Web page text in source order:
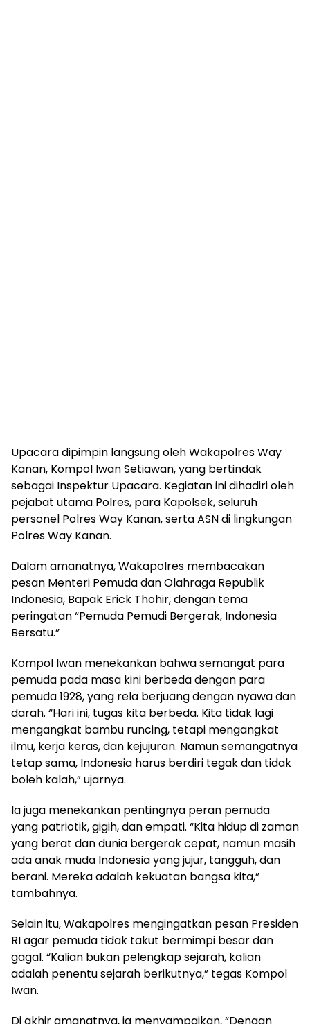
Upacara dipimpin langsung oleh Wakapolres Way
Kanan, Kompol Iwan Setiawan, yang bertindak
sebagai Inspektur Upacara. Kegiatan ini dihadiri oleh
pejabat utama Polres, para Kapolsek, seluruh
personel Polres Way Kanan, serta ASN di lingkungan
Polres Way Kanan.
Dalam amanatnya, Wakapolres membacakan
pesan Menteri Pemuda dan Olahraga Republik
Indonesia, Bapak Erick Thohir, dengan tema
peringatan “Pemuda Pemudi Bergerak, Indonesia
Bersatu.”
Kompol Iwan menekankan bahwa semangat para
pemuda pada masa kini berbeda dengan para
pemuda 1928, yang rela berjuang dengan nyawa dan
darah. “Hari ini, tugas kita berbeda. Kita tidak lagi
mengangkat bambu runcing, tetapi mengangkat
ilmu, kerja keras, dan kejujuran. Namun semangatnya
tetap sama, Indonesia harus berdiri tegak dan tidak
boleh kalah,” ujarnya.
Ia juga menekankan pentingnya peran pemuda
yang patriotik, gigih, dan empati. “Kita hidup di zaman
yang berat dan dunia bergerak cepat, namun masih
ada anak muda Indonesia yang jujur, tangguh, dan
berani. Mereka adalah kekuatan bangsa kita,”
tambahnya.
Selain itu, Wakapolres mengingatkan pesan Presiden
RI agar pemuda tidak takut bermimpi besar dan
gagal. “Kalian bukan pelengkap sejarah, kalian
adalah penentu sejarah berikutnya,” tegas Kompol
Iwan.